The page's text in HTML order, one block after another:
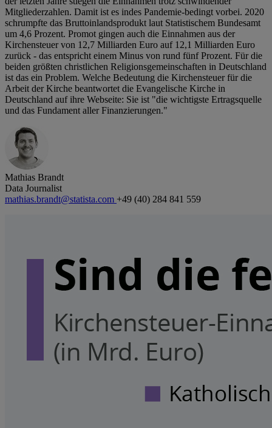
Mitgliederzahlen. Damit ist es indes Pandemie-bedingt vorbei. 2020
schrumpfte das Bruttoinlandsprodukt laut Statistischem Bundesamt
um 4,6 Prozent. Promot gingen auch die Einnahmen aus der
Kirchensteuer von 12,7 Milliarden Euro auf 12,1 Milliarden Euro
zurück - das entspricht einem Minus von rund fünf Prozent. Für die
beiden größten christlichen Religionsgemeinschaften in Deutschland
ist das ein Problem. Welche Bedeutung die Kirchensteuer für die
Arbeit der Kirche beantwortet die Evangelische Kirche in
Deutschland auf ihre Webseite: Sie ist "die wichtigste Ertragsquelle
und das Fundament aller Finanzierungen."
Mathias Brandt
Data Journalist
mathias.brandt@statista.com +49 (40) 284 841 559